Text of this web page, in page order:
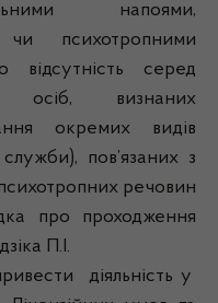
напоями,
психотропними
серед
осіб, визнаних
окремих видів
пов’язаних з
речовин
про проходження
П.І.
діяльність у